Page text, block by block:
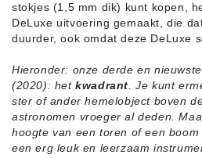
stokjes (1,5 mm dik) kunt kopen,
DeLuxe uitvoering gemaakt, die
duurder, ook omdat deze DeLuxe
Hieronder: onze derde en
(2020): hetkwadrant . Je kunt
ster of ander hemelobject boven
astronomen vroeger al deden.
hoogte van een toren of een
een erg leuk en leerzaam